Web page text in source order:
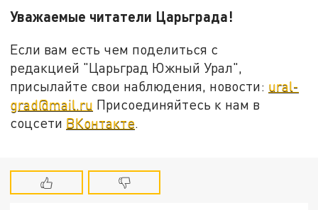
Уважаемые читатели Царьграда!
Если вам есть чем поделиться с
редакцией "Царьград Южный Урал",
присылайте свои наблюдения, новости: ural-
grad@mail.ru Присоединяйтесь к нам в
соцсети ВКонтакте.